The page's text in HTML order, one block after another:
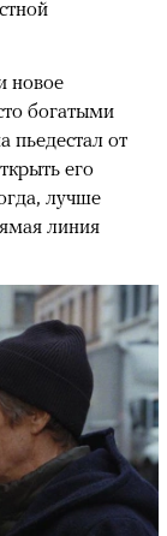
новое
богатыми
пьедестал от
его
лучше
линия